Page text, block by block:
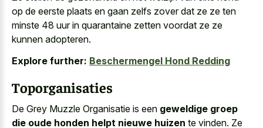
op de eerste plaats en gaan zelfs zover dat ze ze ten
minste 48 uur in quarantaine zetten voordat ze ze
kunnen adopteren.
Explore further: Beschermengel Hond Redding
Toporganisaties
De Grey Muzzle Organisatie is een geweldige groep
die oude honden helpt nieuwe huizen te vinden. Ze